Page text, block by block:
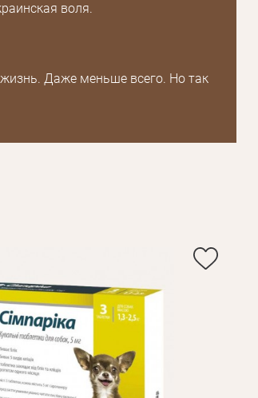
воля.
Даже меньше всего. Но так